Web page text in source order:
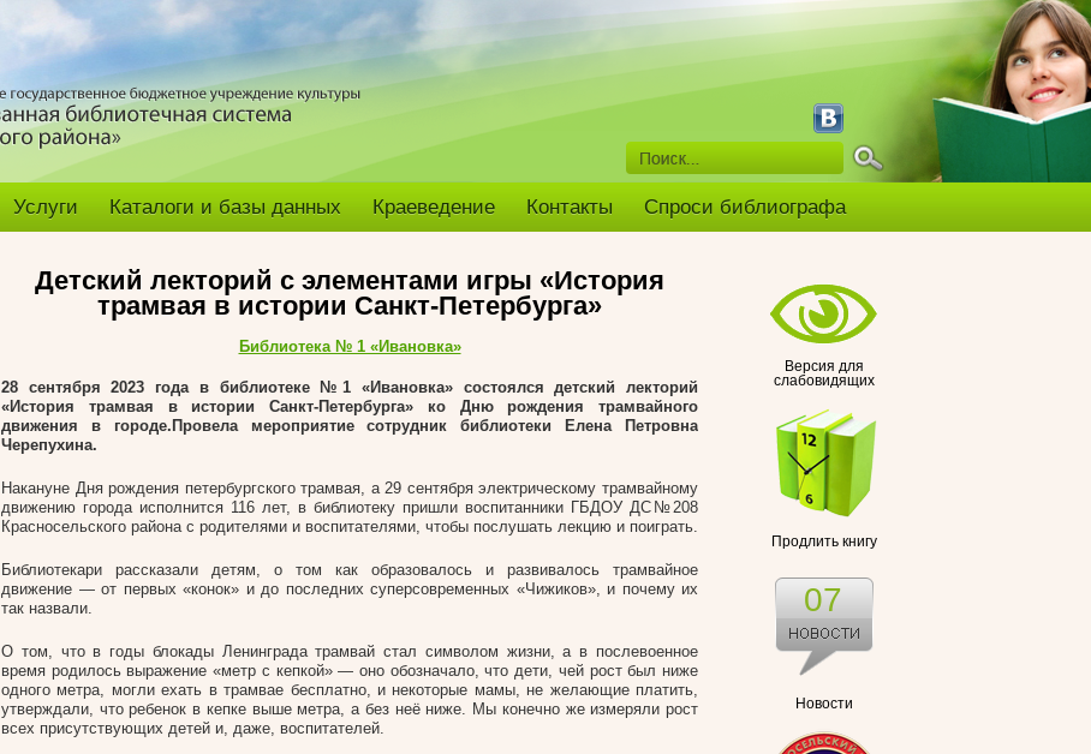
Услуги Каталоги и базы данных Краеведение Контакты Спроси библиографа
Версия для
слабовидящих
Продлить книгу
Новости
07
Детский лекторий с элементами игры «История
трамвая в истории Санкт-Петербурга»
Библиотека № 1 «Ивановка»
28 сентября 2023 года в библиотеке №1 «Ивановка» состоялся детский лекторий
«История трамвая в истории Санкт-Петербурга» ко Дню рождения трамвайного
движения в городе. Провела мероприятие сотрудник библиотеки Елена Петровна
Черепухина.
Накануне Дня рождения петербургского трамвая, а 29 сентября электрическому трамвайному
движению города исполнится 116 лет, в библиотеку пришли воспитанники ГБДОУ ДС№208
Красносельского района с родителями и воспитателями, чтобы послушать лекцию и поиграть.
Библиотекари рассказали детям, о том как образовалось и развивалось трамвайное
движение — от первых «конок» и до последних суперсовременных «Чижиков», и почему их
так назвали.
О том, что в годы блокады Ленинграда трамвай стал символом жизни, а в послевоенное
время родилось выражение «метр с кепкой» — оно обозначало, что дети, чей рост был ниже
одного метра, могли ехать в трамвае бесплатно, и некоторые мамы, не желающие платить,
утверждали, что ребенок в кепке выше метра, а без неё ниже. Мы конечно же измеряли рост
всех присутствующих детей и, даже, воспитателей.